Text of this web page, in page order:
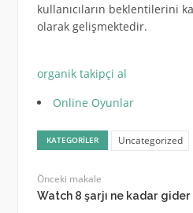
kullanıcıların beklentilerini
olarak gelişmektedir.
organik takipçi al
Online Oyunlar
KATEGORILER Uncategorized
Önceki makale
Watch 8 şarjı ne kadar gider